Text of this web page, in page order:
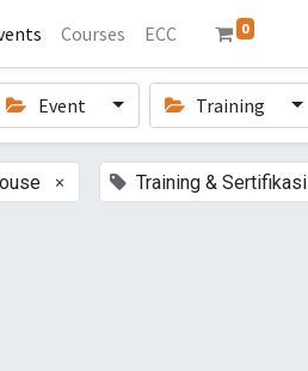
Courses ECC 0
Event Training
× Training & Sertifikasi